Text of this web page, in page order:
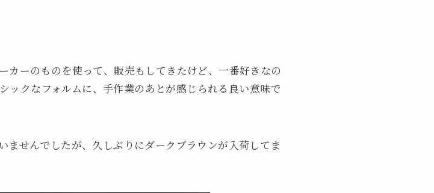
カーのものを使って、販売もしてきたけど、一番好きなの
クなフォルムに、手作業のあとが感じられる良い意味で
ませんでしたが、久しぶりにダークブラウンが入荷してま